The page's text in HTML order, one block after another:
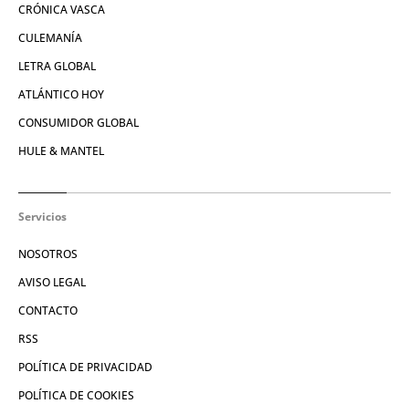
CRÓNICA VASCA
CULEMANÍA
LETRA GLOBAL
ATLÁNTICO HOY
CONSUMIDOR GLOBAL
HULE & MANTEL
Servicios
NOSOTROS
AVISO LEGAL
CONTACTO
RSS
POLÍTICA DE PRIVACIDAD
POLÍTICA DE COOKIES